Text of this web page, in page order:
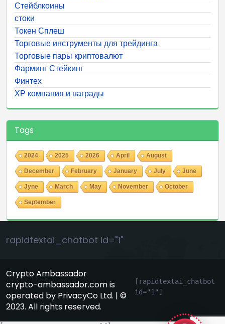
Стейблкоины
стоки
Токен Сплеш
Торговые инструменты для трейдинга
Торговые пары криптовалют
Фарминг Стейкинг
Финтех
ХР компания и награды
Tags
2024 2025 2026 April August
December February January July June
Jyne March May November October
September
rapidtextai_chatbot id="1"
Crypto Ambassador
crypto-ambassador.com is
operated by PrivacyCo Ltd. | ©
2023. All rights reserved.
[rapidtextai_chatbot
id="1"]
GeekyBot